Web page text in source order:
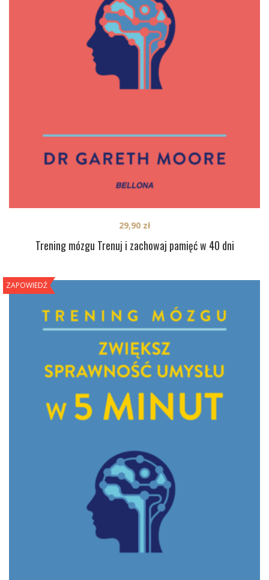
Trening mózgu Trenuj i zachowaj pamięć w 40 dni
29,90 zł
ZAPOWIEDŹ